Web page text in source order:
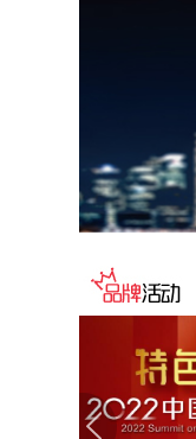
国、前海方
集团、五粮
资本、华安
部机构参与
地面站在内
计服务的卫
2026-08-07
年，公司实
36.31%；归
告期内，公
及规模出货
响，公司营